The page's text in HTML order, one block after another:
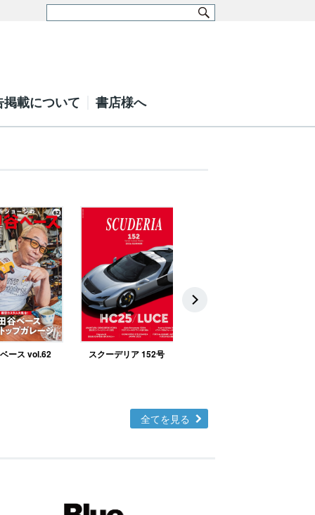
掲載について 書店様へ
ース vol.62 スクーデリア 152号
全てを見る